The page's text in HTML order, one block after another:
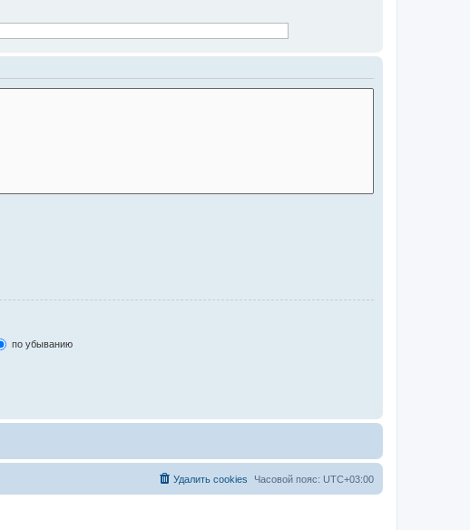
по убыванию
Часовой пояс: UTC+03:00
Удалить cookies